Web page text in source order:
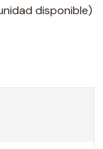
disponible)